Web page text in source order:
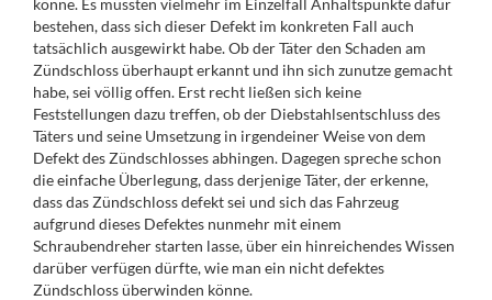
könne. Es müssten vielmehr im Einzelfall Anhaltspunkte dafür
bestehen, dass sich dieser Defekt im konkreten Fall auch
tatsächlich ausgewirkt habe. Ob der Täter den Schaden am
Zündschloss überhaupt erkannt und ihn sich zunutze gemacht
habe, sei völlig offen. Erst recht ließen sich keine
Feststellungen dazu treffen, ob der Diebstahlsentschluss des
Täters und seine Umsetzung in irgendeiner Weise von dem
Defekt des Zündschlosses abhingen. Dagegen spreche schon
die einfache Überlegung, dass derjenige Täter, der erkenne,
dass das Zündschloss defekt sei und sich das Fahrzeug
aufgrund dieses Defektes nunmehr mit einem
Schraubendreher starten lasse, über ein hinreichendes Wissen
darüber verfügen dürfte, wie man ein nicht defektes
Zündschloss überwinden könne.